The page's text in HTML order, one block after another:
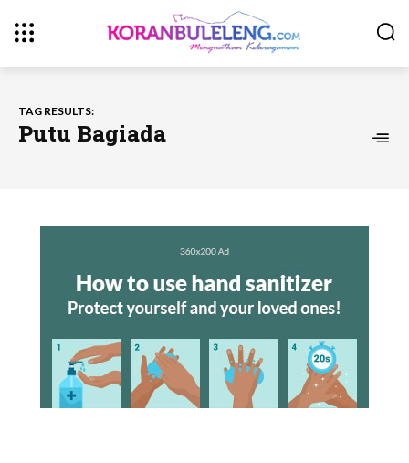
TAG RESULTS:
Putu Bagiada